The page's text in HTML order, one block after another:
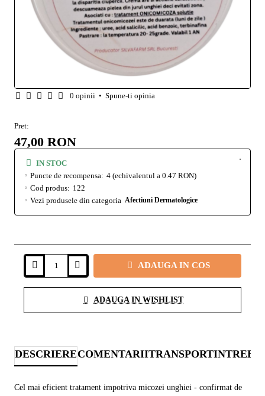
0 opinii • Spune-ti opinia
Pret:
47,00 RON
IN STOC
Puncte de recompensa: 4 (echivalentul a 0.47 RON)
Cod produs: 122
Vezi produsele din categoria Afectiuni Dermatologice
ADAUGA IN COS
ADAUGA IN WISHLIST
DESCRIERECOMENTARIITRANSPORT
Cel mai eficient tratament impotriva micozei unghiei - confirmat de